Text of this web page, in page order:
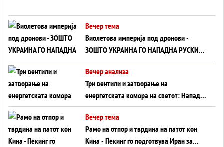
Вечер тема
Виолетова империја под дронови -
ЗОШТО УКРАИНА ГО НАПАДНА РУСКИОТ
WILDBERRIES
Вечер анализа
Три вентили и затворање на
енергетската комора на светот: Нападот
во Суец најавува глобален енергетски
инфаркт?
Вечер тема
Рамо на отпор и тврдина на патот кон
Кина - Пекинг го подготвува Иран за